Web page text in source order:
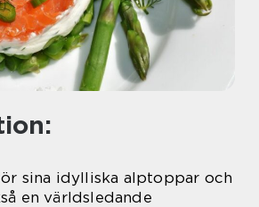
sina idylliska alptoppar och
en världsledande